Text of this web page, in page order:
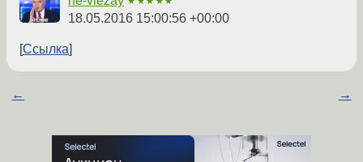
18.05.2016 15:00:56 +00:00
Ссылка
← →